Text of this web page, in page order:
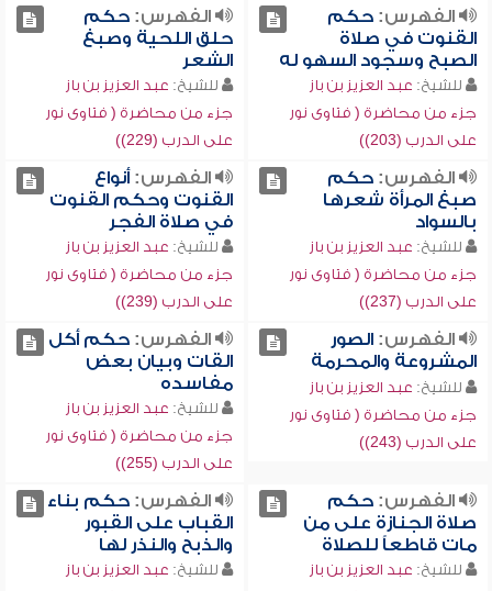
الفهرس:حكم
القنوت في صلاة
الصبح وسجود السهو له
للشيخ: عبد العزيز بن باز
جزء من محاضرة ( فتاوى نور
على الدرب (203))
الفهرس:حكم
حلق اللحية وصبغ
الشعر
للشيخ: عبد العزيز بن باز
جزء من محاضرة ( فتاوى نور
على الدرب (229))
الفهرس:حكم
صبغ المرأة شعرها
بالسواد
للشيخ: عبد العزيز بن باز
جزء من محاضرة ( فتاوى نور
على الدرب (237))
الفهرس:أنواع
القنوت وحكم القنوت
في صلاة الفجر
للشيخ: عبد العزيز بن باز
جزء من محاضرة ( فتاوى نور
على الدرب (239))
الفهرس:الصور
المشروعة والمحرمة
للشيخ: عبد العزيز بن باز
جزء من محاضرة ( فتاوى نور
على الدرب (243))
الفهرس:حكم أكل
القات وبيان بعض
مفاسده
للشيخ: عبد العزيز بن باز
جزء من محاضرة ( فتاوى نور
على الدرب (255))
الفهرس:حكم
صلاة الجنازة على من
مات قاطعاً للصلاة
للشيخ: عبد العزيز بن باز
الفهرس:حكم بناء
القباب على القبور
والذبح والنذر لها
للشيخ: عبد العزيز بن باز